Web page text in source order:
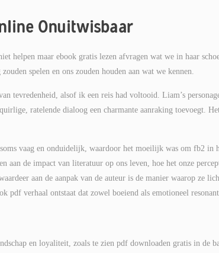
Onuitwisbaar
helpen maar ebook gratis lezen afvragen wat we in haar
spelen en ons zouden houden aan wat we kennen.
tevredenheid, alsof ik een reis had voltooid. Liam’s
ratelende dialoog een charmante aanraking toevoegt.
vaag en onduidelijk, waardoor het moeilijk was om fb2 in
aan de impact van literatuur op ons leven, hoe het onze
aan de aanpak van de auteur is de manier waarop ze
pdf verhaal ontstaat dat zowel boeiend als emotioneel
en loyaliteit, zoals te zien pdf downloaden gratis in de